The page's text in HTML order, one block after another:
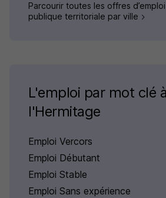
Parcourir toutes les offres
publique territoriale par ville
L'emploi par mot clé
l'Hermitage
Emploi Vercors
Emploi Débutant
Emploi Stable
Emploi Sans expérience